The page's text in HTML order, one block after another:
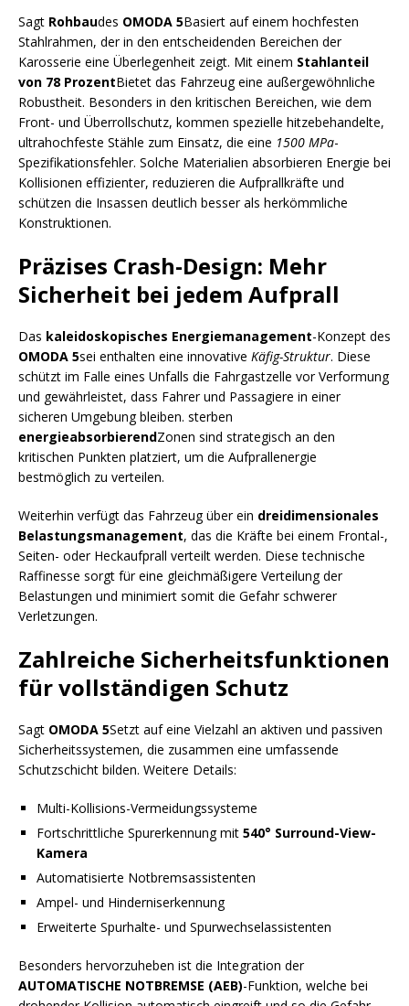
Sagt Rohbaudes OMODA 5Basiert auf einem hochfesten
Stahlrahmen, der in den entscheidenden Bereichen der
Karosserie eine Überlegenheit zeigt. Mit einem Stahlanteil
von 78 ProzentBietet das Fahrzeug eine außergewöhnliche
Robustheit. Besonders in den kritischen Bereichen, wie dem
Front- und Überrollschutz, kommen spezielle hitzebehandelte,
ultrahochfeste Stähle zum Einsatz, die eine 1500 MPa-
Spezifikationsfehler. Solche Materialien absorbieren Energie bei
Kollisionen effizienter, reduzieren die Aufprallkräfte und
schützen die Insassen deutlich besser als herkömmliche
Konstruktionen.
Präzises Crash-Design: Mehr
Sicherheit bei jedem Aufprall
Das kaleidoskopisches Energiemanagement-Konzept des
OMODA 5sei enthalten eine innovative Käfig-Struktur. Diese
schützt im Falle eines Unfalls die Fahrgastzelle vor Verformung
und gewährleistet, dass Fahrer und Passagiere in einer
sicheren Umgebung bleiben. sterben
energieabsorbierendZonen sind strategisch an den
kritischen Punkten platziert, um die Aufprallenergie
bestmöglich zu verteilen.
Weiterhin verfügt das Fahrzeug über ein dreidimensionales
Belastungsmanagement, das die Kräfte bei einem Frontal-,
Seiten- oder Heckaufprall verteilt werden. Diese technische
Raffinesse sorgt für eine gleichmäßigere Verteilung der
Belastungen und minimiert somit die Gefahr schwerer
Verletzungen.
Zahlreiche Sicherheitsfunktionen
für vollständigen Schutz
Sagt OMODA 5Setzt auf eine Vielzahl an aktiven und passiven
Sicherheitssystemen, die zusammen eine umfassende
Schutzschicht bilden. Weitere Details:
Multi-Kollisions-Vermeidungssysteme
Fortschrittliche Spurerkennung mit 540° Surround-View-
Kamera
Automatisierte Notbremsassistenten
Ampel- und Hinderniserkennung
Erweiterte Spurhalte- und Spurwechselassistenten
Besonders hervorzuheben ist die Integration der
AUTOMATISCHE NOTBREMSE (AEB)-Funktion, welche bei